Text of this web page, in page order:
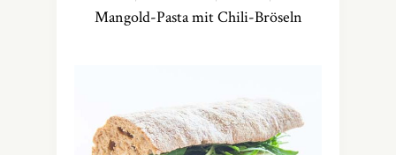
Mangold-Pasta mit Chili-Bröseln